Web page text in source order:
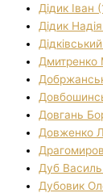
Дідик Іван
Дідик
Дмитренко
Довгань
Довженко
Дуб
Дубовик